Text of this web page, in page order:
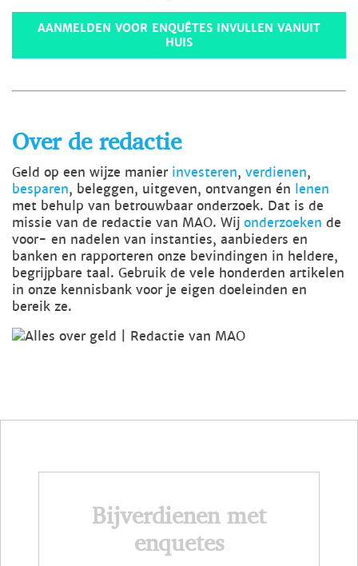
AANMELDEN VOOR ENQUÊTES INVULLEN VANUIT
HUIS
Over de redactie
Geld op een wijze manier investeren, verdienen,
besparen, beleggen, uitgeven, ontvangen én lenen
met behulp van betrouwbaar onderzoek. Dat is de
missie van de redactie van MAO. Wij onderzoeken de
voor- en nadelen van instanties, aanbieders en
banken en rapporteren onze bevindingen in heldere,
begrijpbare taal. Gebruik de vele honderden artikelen
in onze kennisbank voor je eigen doeleinden en
bereik ze.
Bijverdienen met
enquetes